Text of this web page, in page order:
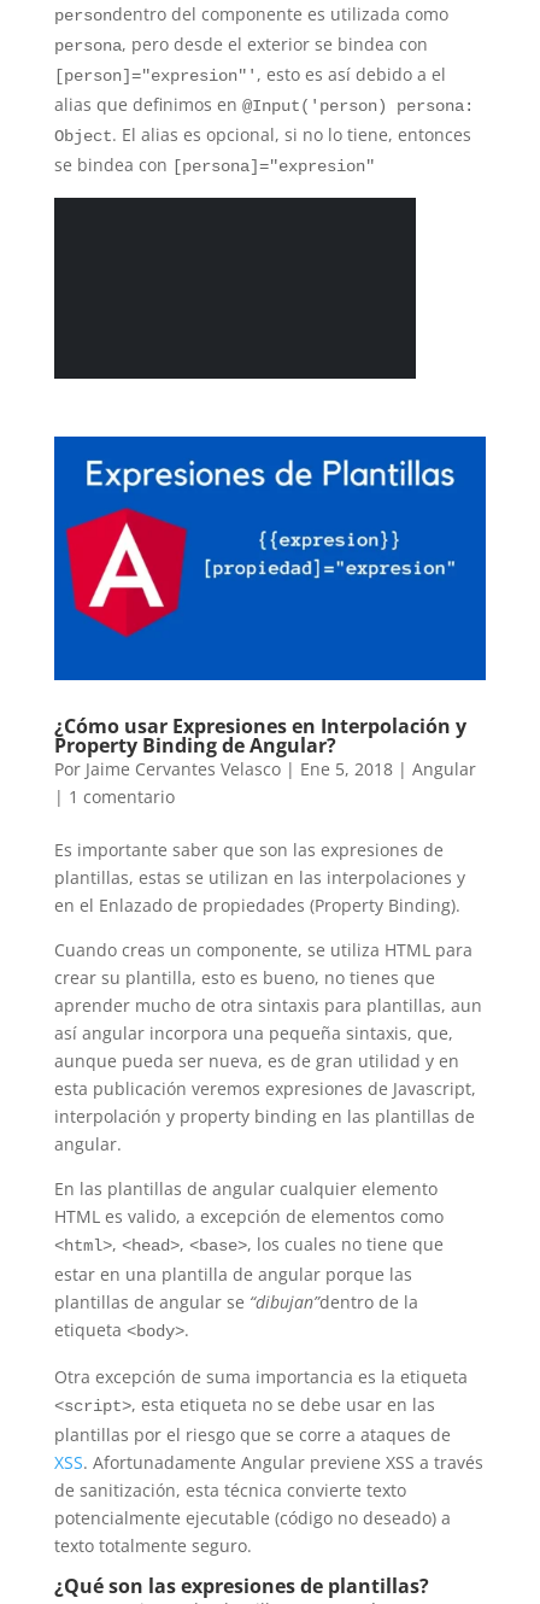
persondentro del componente es utilizada como
persona, pero desde el exterior se bindea con
[person]="expresion"' , esto es así debido a el
alias que definimos en @Input('person) persona:
Object. El alias es opcional, si no lo tiene, entonces
se bindea con [persona]="expresion"
¿Cómo usar Expresiones en Interpolación y
Property Binding de Angular?
Por Jaime Cervantes Velasco| Ene 5, 2018| Angular
| 1 comentario
Es importante saber que son las expresiones de
plantillas, estas se utilizan en las interpolaciones y
en el Enlazado de propiedades (Property Binding).
Cuando creas un componente, se utiliza HTML para
crear su plantilla, esto es bueno, no tienes que
aprender mucho de otra sintaxis para plantillas, aun
así angular incorpora una pequeña sintaxis, que,
aunque pueda ser nueva, es de gran utilidad y en
esta publicación veremos expresiones de Javascript,
interpolación y property binding en las plantillas de
angular.
En las plantillas de angular cualquier elemento
HTML es valido, a excepción de elementos como
<html>, <head>, <base>, los cuales no tiene que
estar en una plantilla de angular porque las
plantillas de angular se “dibujan”dentro de la
etiqueta <body>.
Otra excepción de suma importancia es la etiqueta
<script>, esta etiqueta no se debe usar en las
plantillas por el riesgo que se corre a ataques de
XSS. Afortunadamente Angular previene XSS a través
de sanitización, esta técnica convierte texto
potencialmente ejecutable (código no deseado) a
texto totalmente seguro.
¿Qué son las expresiones de plantillas?